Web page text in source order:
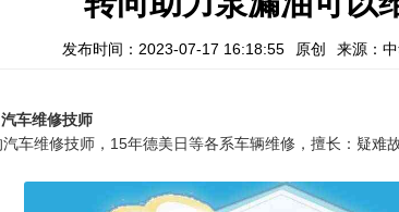
发布时间：2023-07-17 16:18:55 原创 来源：
汽车维修技师